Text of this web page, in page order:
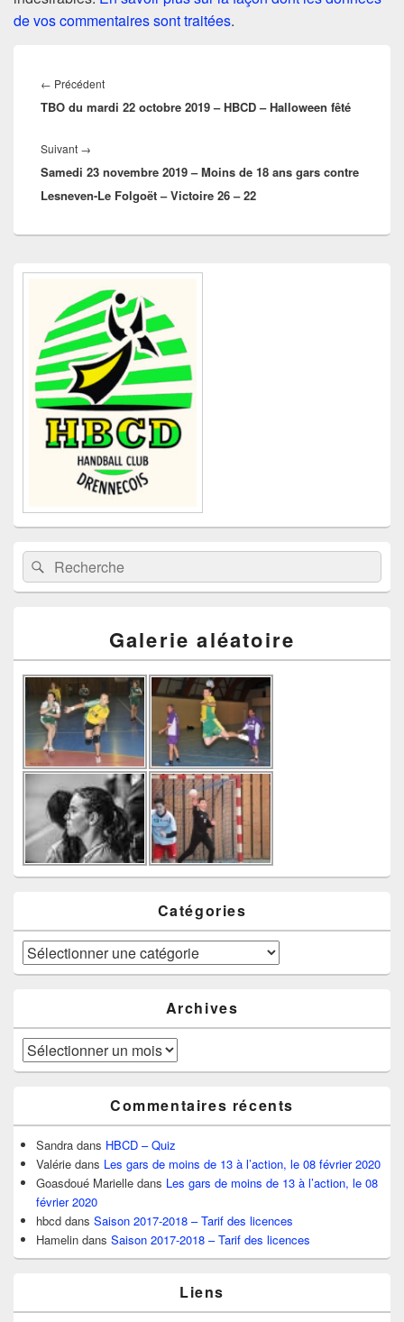
de vos commentaires sont traitées.
de
l’article
← PrécédentArticle
précédent :
TBO du mardi 22 octobre 2019 – HBCD – Halloween fêté
Suivant →
suivant :
Samedi 23 novembre 2019 – Moins de 18 ans gars contre
Lesneven-Le Folgoët – Victoire 26 – 22
Zone
barre
latérale
Recherche :Rechercher
Galerie aléatoire
Catégories
Catégories
Archives
Archives
Commentaires récents
Sandra dans HBCD – Quiz
Valérie dans Les gars de moins de 13 à l’action, le 08 février 2020
Goasdoué Marielle dans Les gars de moins de 13 à l’action, le 08
février 2020
hbcd dans Saison 2017-2018 – Tarif des licences
Hamelin dans Saison 2017-2018 – Tarif des licences
Liens